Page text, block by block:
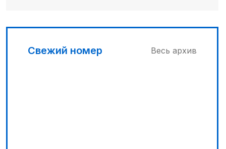
02:30
Свежий номер Весь архив